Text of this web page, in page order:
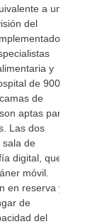
a un
del
y
de 900
de
aptas para
Las dos
sala de
digital, que
móvil.
en reserva y
de
del